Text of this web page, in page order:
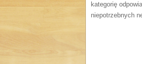
kategorię
niepotrzebnych